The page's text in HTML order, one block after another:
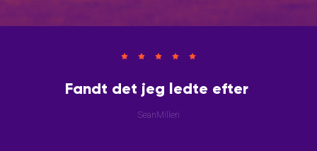
Fandt det jeg ledte efter
SeanMilleri